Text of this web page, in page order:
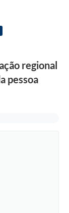
regional
pessoa